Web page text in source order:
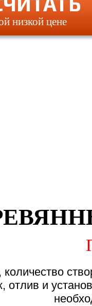
низкой цене
количество
отлив и